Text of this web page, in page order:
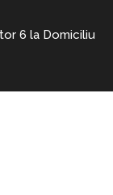
6 la Domiciliu